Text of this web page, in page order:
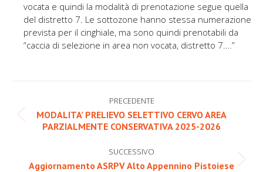
vocata e quindi la modalità di prenotazione segue quella
del distretto 7. Le sottozone hanno stessa numerazione
prevista per il cinghiale, ma sono quindi prenotabili da
“caccia di selezione in area non vocata, distretto 7….”
tra
post
PRECEDENTE
Post
precedente:
MODALITA’ PRELIEVO SELETTIVO CERVO AREA
PARZIALMENTE CONSERVATIVA 2025-2026
SUCCESSIVO
Prossimo
Aggiornamento ASRPV Alto Appennino Pistoiese